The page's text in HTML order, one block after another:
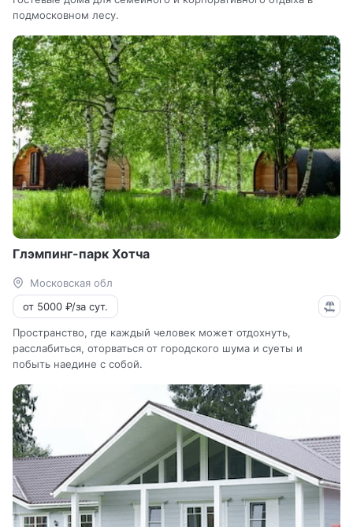
подмосковном лесу.
Глэмпинг-парк Хотча
Московская обл
от 5000 ₽/за сут.
Пространство, где каждый человек может отдохнуть,
расслабиться, оторваться от городского шума и суеты и
побыть наедине с собой.